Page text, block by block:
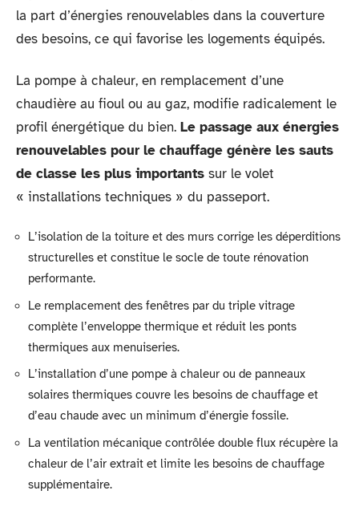
la part d’énergies renouvelables dans la couverture
des besoins, ce qui favorise les logements équipés.
La pompe à chaleur, en remplacement d’une
chaudière au fioul ou au gaz, modifie radicalement le
profil énergétique du bien. Le passage aux énergies
renouvelables pour le chauffage génère les sauts
de classe les plus importants sur le volet
« installations techniques » du passeport.
L’isolation de la toiture et des murs corrige les déperditions
structurelles et constitue le socle de toute rénovation
performante.
Le remplacement des fenêtres par du triple vitrage
complète l’enveloppe thermique et réduit les ponts
thermiques aux menuiseries.
L’installation d’une pompe à chaleur ou de panneaux
solaires thermiques couvre les besoins de chauffage et
d’eau chaude avec un minimum d’énergie fossile.
La ventilation mécanique contrôlée double flux récupère la
chaleur de l’air extrait et limite les besoins de chauffage
supplémentaire.